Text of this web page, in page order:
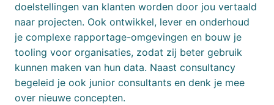
doelstellingen van klanten worden door jou vertaald
naar projecten. Ook ontwikkel, lever en onderhoud
je complexe rapportage-omgevingen en bouw je
tooling voor organisaties, zodat zij beter gebruik
kunnen maken van hun data. Naast consultancy
begeleid je ook junior consultants en denk je mee
over nieuwe concepten.